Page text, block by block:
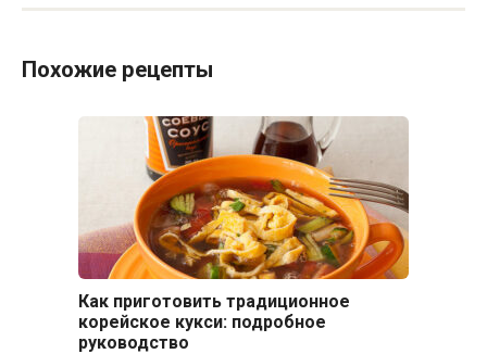
Похожие рецепты
Как приготовить традиционное
корейское кукси: подробное
руководство